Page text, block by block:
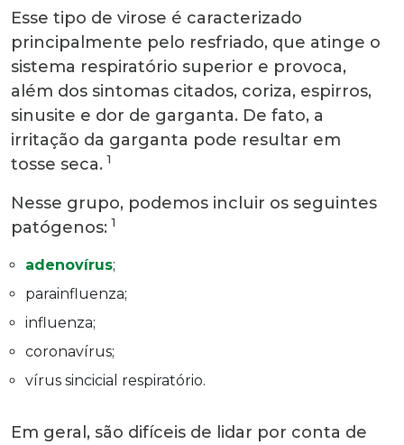
Esse tipo de virose é caracterizado
principalmente pelo resfriado, que atinge o
sistema respiratório superior e provoca,
além dos sintomas citados, coriza, espirros,
sinusite e dor de garganta. De fato, a
irritação da garganta pode resultar em
tosse seca. 1
Nesse grupo, podemos incluir os seguintes
patógenos: 1
adenovírus;
parainfluenza;
influenza;
coronavírus;
vírus sincicial respiratório.
Em geral, são difíceis de lidar por conta de